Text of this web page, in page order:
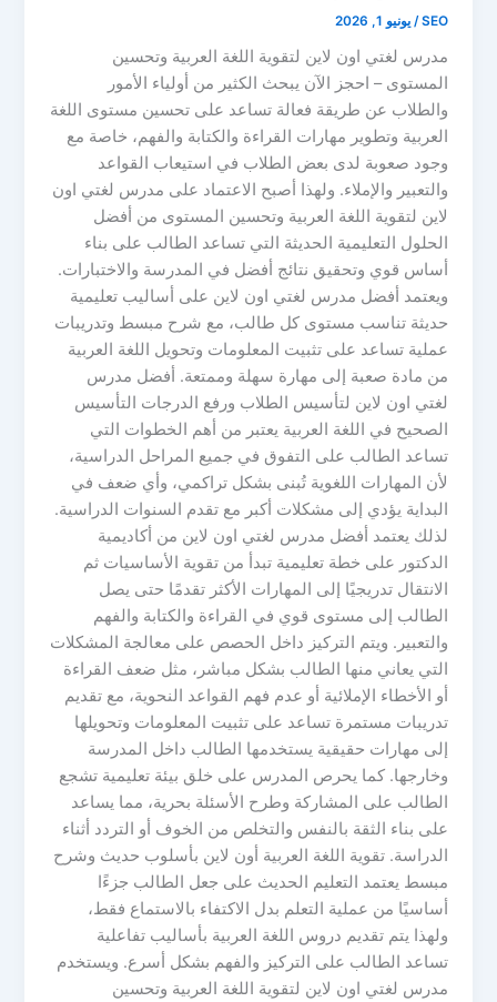
SEO
/يونيو 1, 2026
مدرس لغتي اون لاين لتقوية اللغة العربية وتحسين
المستوى – احجز الآن يبحث الكثير من أولياء الأمور
والطلاب عن طريقة فعالة تساعد على تحسين مستوى اللغة
العربية وتطوير مهارات القراءة والكتابة والفهم، خاصة مع
وجود صعوبة لدى بعض الطلاب في استيعاب القواعد
والتعبير والإملاء. ولهذا أصبح الاعتماد على مدرس لغتي اون
لاين لتقوية اللغة العربية وتحسين المستوى من أفضل
الحلول التعليمية الحديثة التي تساعد الطالب على بناء
أساس قوي وتحقيق نتائج أفضل في المدرسة والاختبارات.
ويعتمد أفضل مدرس لغتي اون لاين على أساليب تعليمية
حديثة تناسب مستوى كل طالب، مع شرح مبسط وتدريبات
عملية تساعد على تثبيت المعلومات وتحويل اللغة العربية
من مادة صعبة إلى مهارة سهلة وممتعة. أفضل مدرس
لغتي اون لاين لتأسيس الطلاب ورفع الدرجات التأسيس
الصحيح في اللغة العربية يعتبر من أهم الخطوات التي
تساعد الطالب على التفوق في جميع المراحل الدراسية،
لأن المهارات اللغوية تُبنى بشكل تراكمي، وأي ضعف في
البداية يؤدي إلى مشكلات أكبر مع تقدم السنوات الدراسية.
لذلك يعتمد أفضل مدرس لغتي اون لاين من أكاديمية
الدكتور على خطة تعليمية تبدأ من تقوية الأساسيات ثم
الانتقال تدريجيًا إلى المهارات الأكثر تقدمًا حتى يصل
الطالب إلى مستوى قوي في القراءة والكتابة والفهم
والتعبير. ويتم التركيز داخل الحصص على معالجة المشكلات
التي يعاني منها الطالب بشكل مباشر، مثل ضعف القراءة
أو الأخطاء الإملائية أو عدم فهم القواعد النحوية، مع تقديم
تدريبات مستمرة تساعد على تثبيت المعلومات وتحويلها
إلى مهارات حقيقية يستخدمها الطالب داخل المدرسة
وخارجها. كما يحرص المدرس على خلق بيئة تعليمية تشجع
الطالب على المشاركة وطرح الأسئلة بحرية، مما يساعد
على بناء الثقة بالنفس والتخلص من الخوف أو التردد أثناء
الدراسة. تقوية اللغة العربية أون لاين بأسلوب حديث وشرح
مبسط يعتمد التعليم الحديث على جعل الطالب جزءًا
أساسيًا من عملية التعلم بدل الاكتفاء بالاستماع فقط،
ولهذا يتم تقديم دروس اللغة العربية بأساليب تفاعلية
تساعد الطالب على التركيز والفهم بشكل أسرع. ويستخدم
مدرس لغتي اون لاين لتقوية اللغة العربية وتحسين